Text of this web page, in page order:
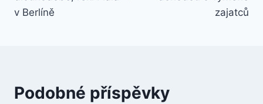
v Berlíně
zajatců
Podobné příspěvky